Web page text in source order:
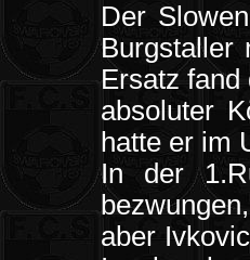
Der
Burgstaller
Ersatz
absoluter
hatte er im
In der
aber